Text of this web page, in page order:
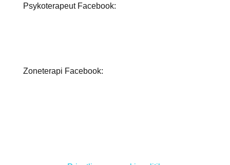
Psykoterapeut Facebook:
Zoneterapi Facebook: